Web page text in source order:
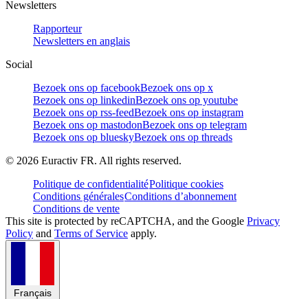
Newsletters
Rapporteur
Newsletters en anglais
Social
Bezoek ons op facebookBezoek ons op x
Bezoek ons op linkedinBezoek ons op youtube
Bezoek ons op rss-feedBezoek ons op instagram
Bezoek ons op mastodonBezoek ons op telegram
Bezoek ons op blueskyBezoek ons op threads
© 2026 Euractiv FR. All rights reserved.
Politique de confidentialitéPolitique cookies
Conditions généralesConditions d’abonnement
Conditions de vente
This site is protected by reCAPTCHA, and the Google Privacy
Policy and Terms of Service apply.
Français